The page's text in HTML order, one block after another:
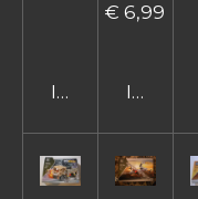
In winkelwagen
€ 6,99
In